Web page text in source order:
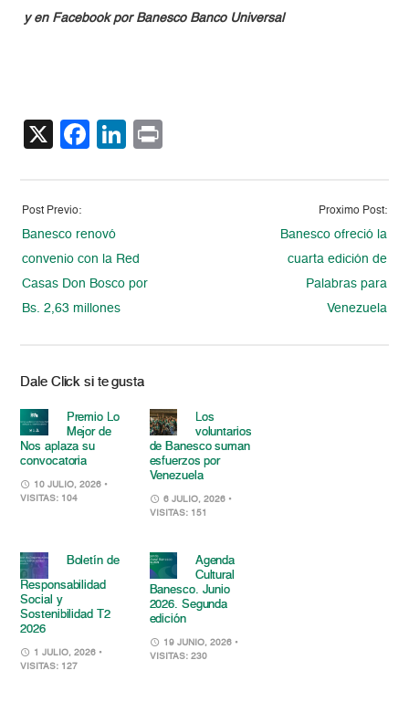
y en Facebook por Banesco Banco Universal
X Facebook
LinkedIn
Post Previo:
Banesco renovó
convenio con la Red
Casas Don Bosco por
Bs. 2,63 millones
Proximo Post:
Banesco ofreció la
cuarta edición de
Palabras para
Venezuela
Dale Click si te gusta
Premio Lo
Mejor de
Nos aplaza su
convocatoria
10 JULIO, 2026 •
VISITAS: 104
Los
voluntarios
de Banesco suman
esfuerzos por
Venezuela
6 JULIO, 2026 •
VISITAS: 151
Boletín de
Responsabilidad
Social y
Sostenibilidad T2
2026
1 JULIO, 2026 •
VISITAS: 127
Agenda
Cultural
Banesco. Junio
2026. Segunda
edición
19 JUNIO, 2026 •
VISITAS: 230